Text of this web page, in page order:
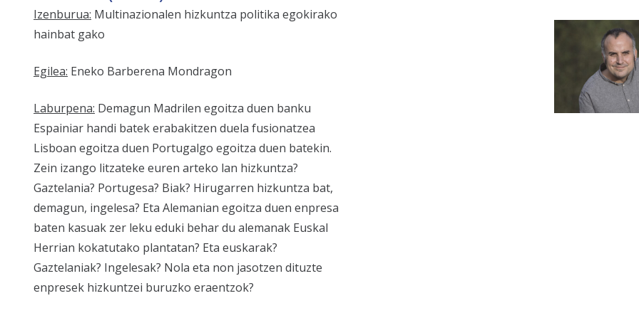
Izenburua: Multinazionalen hizkuntza politika egokirako
hainbat gako
Egilea: Eneko Barberena Mondragon
Laburpena: Demagun Madrilen egoitza duen banku
Espainiar handi batek erabakitzen duela fusionatzea
Lisboan egoitza duen Portugalgo egoitza duen batekin.
Zein izango litzateke euren arteko lan hizkuntza?
Gaztelania? Portugesa? Biak? Hirugarren hizkuntza bat,
demagun, ingelesa? Eta Alemanian egoitza duen enpresa
baten kasuak zer leku eduki behar du alemanak Euskal
Herrian kokatutako plantatan? Eta euskarak?
Gaztelaniak? Ingelesak? Nola eta non jasotzen dituzte
enpresek hizkuntzei buruzko eraentzok?